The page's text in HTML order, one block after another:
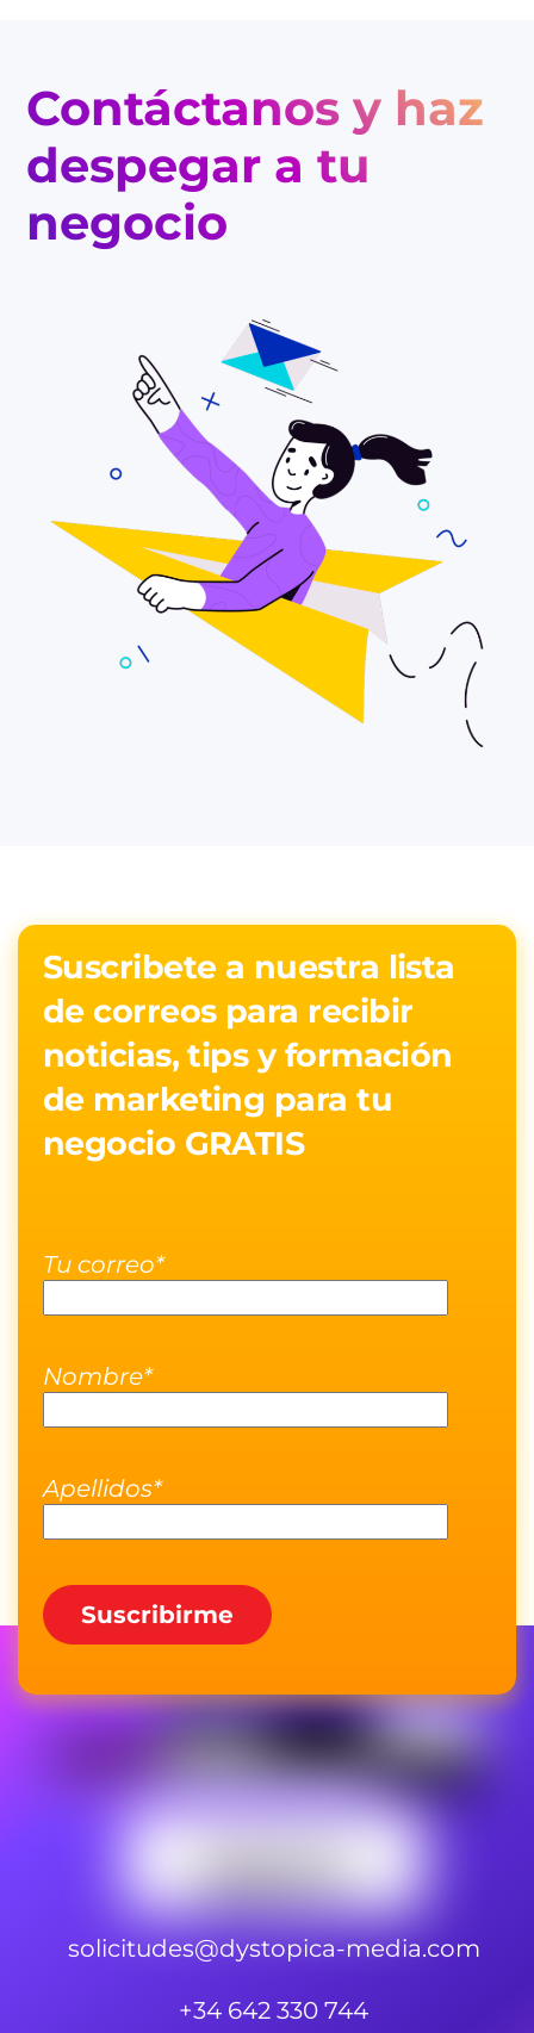
Contáctanos y haz
despegar a tu
negocio
Suscribete a nuestra lista
de correos para recibir
noticias, tips y formación
de marketing para tu
negocio GRATIS
Tu correo*
Nombre*
Apellidos*
solicitudes@dystopica-media.com
+34 642 330 744